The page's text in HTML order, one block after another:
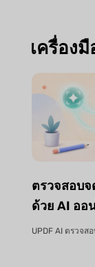
เครื่อง
ตรวจสอบ
ด้วย AI ออ
สมัครงานข
UPDF AI ตรวจ